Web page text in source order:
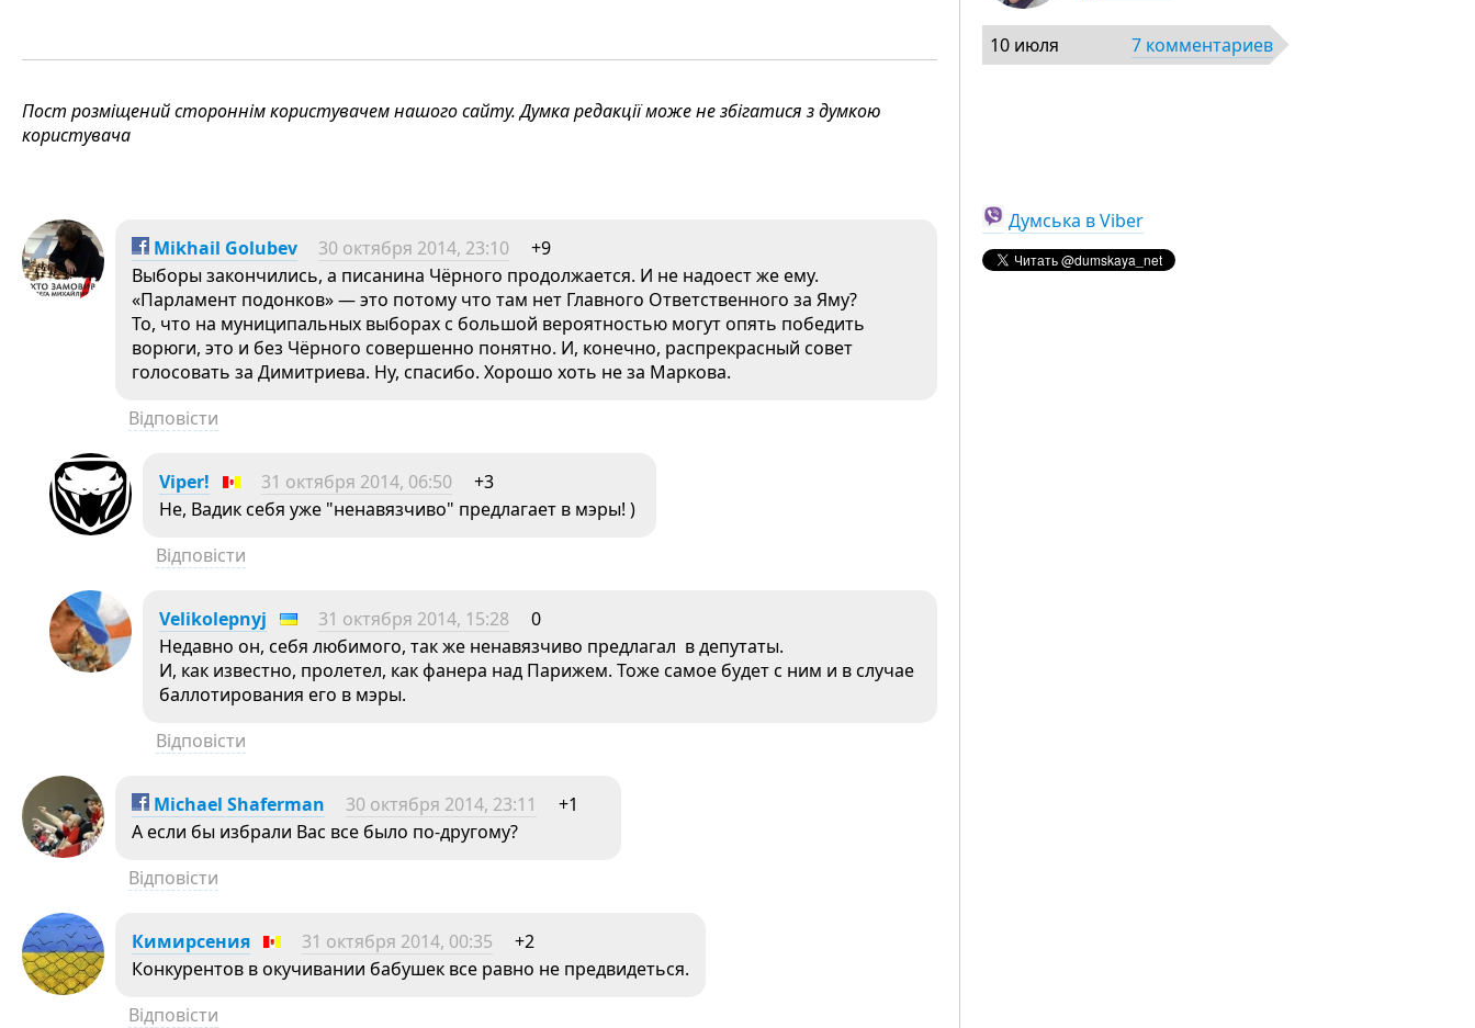
Пост розміщений стороннім користувачем нашого сайту. Думка редакції може не збігатися з думкою
користувача
Mikhail Golubev 30 октября 2014, 23:10
+9
Выборы закончились, а писанина Чёрного продолжается. И не надоест же ему.
«Парламент подонков» — это потому что там нет Главного Ответственного за Яму?
То, что на муниципальных выборах с большой вероятностью могут опять победить
ворюги, это и без Чёрного совершенно понятно. И, конечно, распрекрасный совет
голосовать за Димитриева. Ну, спасибо. Хорошо хоть не за Маркова.
Відповісти
Viper! 31 октября 2014, 06:50
+3
Не, Вадик себя уже "ненавязчиво" предлагает в мэры! )
Відповісти
Velikolepnyj 31 октября 2014, 15:28
0
Недавно он, себя любимого, так же ненавязчиво предлагал в депутаты.
И, как известно, пролетел, как фанера над Парижем. Тоже самое будет с ним и в случае
баллотирования его в мэры.
Відповісти
Michael Shaferman 30 октября 2014, 23:11
+1
А если бы избрали Вас все было по-другому?
Відповісти
Кимирсения 31 октября 2014, 00:35
+2
Конкурентов в окучивании бабушек все равно не предвидеться.
Відповісти
10 июля 7 комментариев
Думська в Viber